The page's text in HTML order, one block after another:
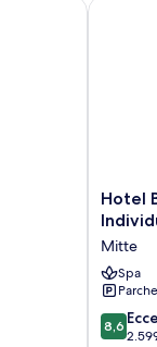
Hotel
Berlin,
a
member
of
Hotel
Mitte
Spa
8.6
su
8,6
Hotel